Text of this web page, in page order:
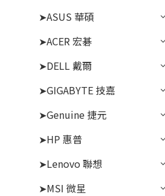
➤ASUS 華碩
➤ACER 宏碁
➤DELL 戴爾
➤GIGABYTE 技嘉
➤Genuine 捷元
➤HP 惠普
➤Lenovo 聯想
➤MSI 微星